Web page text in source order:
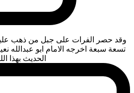
وقد حصر الفرات على جبل من ذهب
تسعة سبعة اخرجه الامام ابو عبدالله
الحديث بهذا